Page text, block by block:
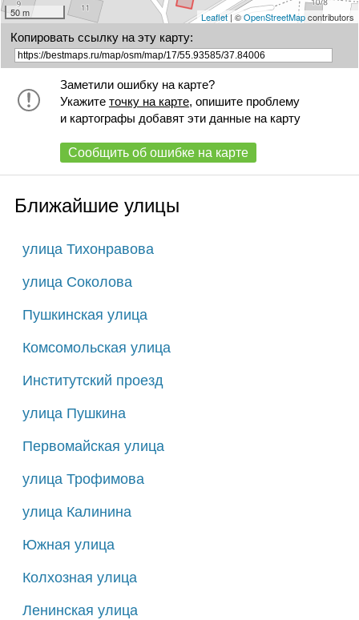
50 m Leaflet| ©OpenStreetMapcontributors
Копировать ссылку на эту карту:
Заметили ошибку на карте?
Укажите точку на карте, опишите проблему
и картографы добавят эти данные на карту
Сообщить об ошибке на карте
Ближайшие улицы
улица Тихонравова
улица Соколова
Пушкинская улица
Комсомольская улица
Институтский проезд
улица Пушкина
Первомайская улица
улица Трофимова
улица Калинина
Южная улица
Колхозная улица
Ленинская улица